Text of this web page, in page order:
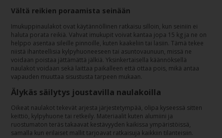
Vältä reikien poraamista seinään
Imukuppinaulakot ovat käytännöllinen ratkaisu silloin, kun seiniin ei
haluta porata reikiä. Vahvat imukupit voivat kantaa jopa 15 kg ja ne on
helppo asentaa sileille pinnoille, kuten kaakeliin tai lasiin. Tämä tekee
niistä ihanteellisia kylpyhuoneeseen tai asuntovaunuun, missä ne
voidaan poistaa jättämättä jälkiä. Yksinkertaisella käännöksellä
naulakot voidaan sekä laittaa paikalleen että ottaa pois, mikä antaa
vapauden muuttaa sisustusta tarpeen mukaan.
Älykäs säilytys joustavilla naulakoilla
Oikeat naulakot tekevät arjesta järjestetympää, olipa kyseessä sitten
keittiö, kylpyhuone tai retkeily. Materiaalit kuten alumiini ja
ruostumaton teräs takaavat kestävyyden kaikissa ympäristöissä,
samalla kun erilaiset mallit tarjoavat ratkaisuja kaikkiin tilanteisiin.